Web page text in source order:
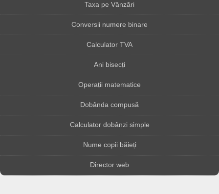
Taxa pe Vânzări
Conversii numere binare
Calculator TVA
Ani bisecți
Operații matematice
Dobânda compusă
Calculator dobânzi simple
Nume copii băieți
Director web